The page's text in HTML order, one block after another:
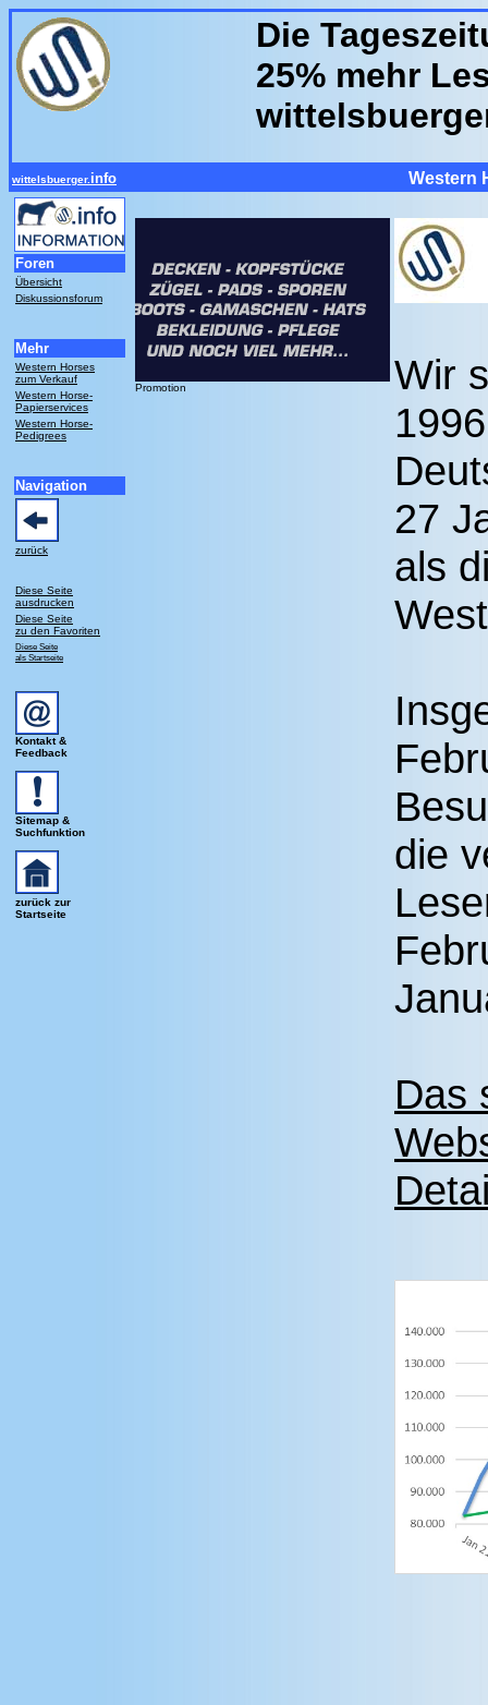
Die
25% mehr
wittelsbuerger. info Western
Foren
Übersicht
Diskussionsforum
Mehr
Western Horses
zum Verkauf
Western Horse-
Papierservices
Western Horse-
Pedigrees
Navigation
zurück
Diese Seite
ausdrucken
Diese Seite
zu den Favoriten
Diese Seite
als Startseite
Kontakt &
Feedback
Sitemap &
Suchfunktion
zurück zur
Startseite
Promotion
Wir
27
als
die
Das